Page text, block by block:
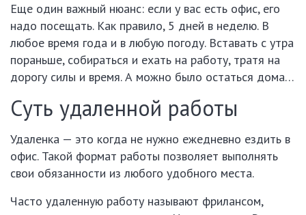
Еще один важный нюанс: если у вас есть офис, его
надо посещать. Как правило, 5 дней в неделю. В
любое время года и в любую погоду. Вставать с утра
пораньше, собираться и ехать на работу, тратя на
дорогу силы и время. А можно было остаться дома…
Суть удаленной работы
Удаленка — это когда не нужно ежедневно ездить в
офис. Такой формат работы позволяет выполнять
свои обязанности из любого удобного места.
Часто удаленную работу называют фрилансом,